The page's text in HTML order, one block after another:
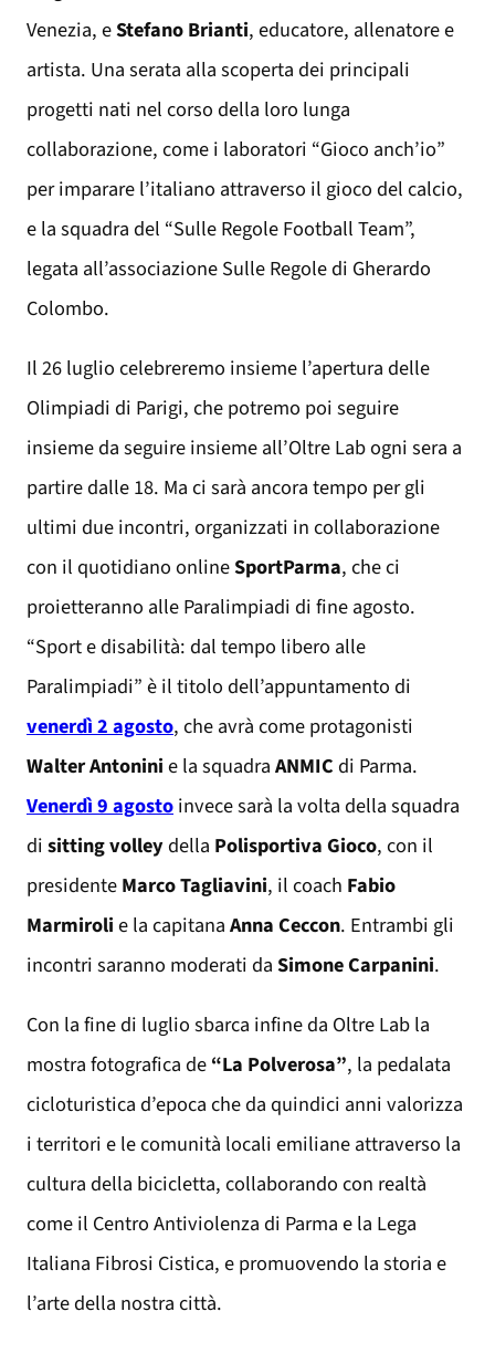
Venezia, eStefano Brianti, educatore, allenatore e
artista. Una serata alla scoperta dei principali
progetti nati nel corso della loro lunga
collaborazione, come i laboratori “Gioco anch’io”
per imparare l’italiano attraverso il gioco del calcio,
e la squadra del “Sulle Regole Football Team”,
legata all’associazione Sulle Regole di Gherardo
Colombo.
Il 26 luglio celebreremo insieme l’apertura delle
Olimpiadi di Parigi, che potremo poi seguire
insieme da seguire insieme all’Oltre Lab ogni sera a
partire dalle 18. Ma ci sarà ancora tempo per gli
ultimi due incontri, organizzati in collaborazione
con il quotidiano onlineSportParma, che ci
proietteranno alle Paralimpiadi di fine agosto.
“Sport e disabilità: dal tempo libero alle
Paralimpiadi” è il titolo dell’appuntamento di
venerdì 2 agosto, che avrà come protagonisti
Walter Antoninie la squadraANMICdi Parma.
Venerdì 9 agostoinvece sarà la volta della squadra
disitting volleydella Polisportiva Gioco, con il
presidenteMarco Tagliavini, il coach Fabio
Marmirolie la capitanaAnna Ceccon. Entrambi gli
incontri saranno moderati daSimone Carpanini.
Con la fine di luglio sbarca infine da Oltre Lab la
mostra fotografica de“La Polverosa”, la pedalata
cicloturistica d’epoca che da quindici anni valorizza
i territori e le comunità locali emiliane attraverso la
cultura della bicicletta, collaborando con realtà
come il Centro Antiviolenza di Parma e la Lega
Italiana Fibrosi Cistica, e promuovendo la storia e
l’arte della nostra città.